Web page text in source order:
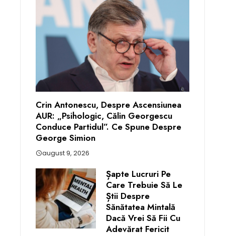
Crin Antonescu, Despre Ascensiunea
AUR: „Psihologic, Călin Georgescu
Conduce Partidul”. Ce Spune Despre
George Simion
august 9, 2026
Șapte Lucruri Pe
Care Trebuie Să Le
Știi Despre
Sănătatea Mintală
Dacă Vrei Să Fii Cu
Adevărat Fericit